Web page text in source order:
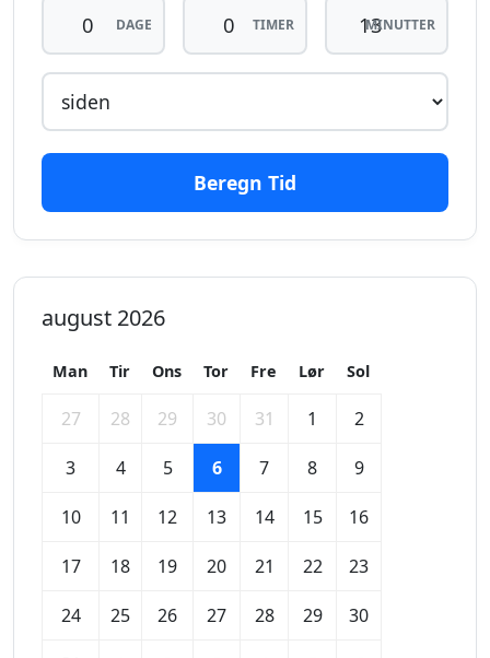
DAGE TIMER MINUTTER
Beregn Tid
august 2026
Man Tir Ons Tor Fre Lør Sol
27 28 29 30 31 1 2
3 4 5 6 7 8 9
10 11 12 13 14 15 16
17 18 19 20 21 22 23
24 25 26 27 28 29 30